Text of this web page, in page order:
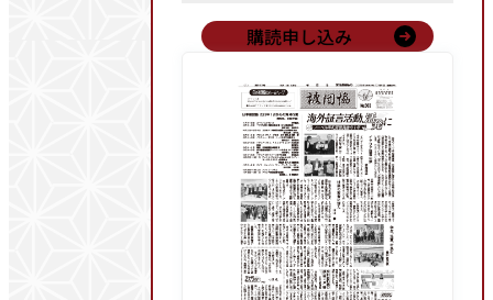
購読申し込み